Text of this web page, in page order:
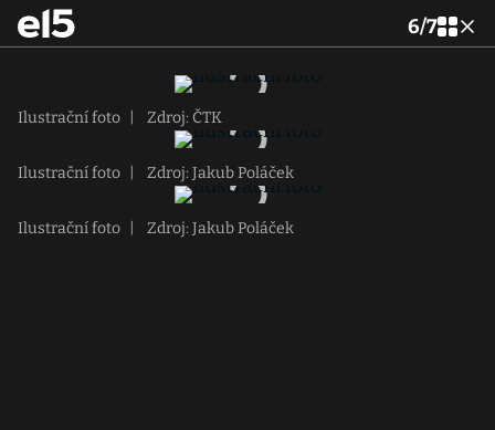
6/7
Ilustrační foto Zdroj: ČTK
Ilustrační foto Zdroj: Jakub Poláček
Ilustrační foto Zdroj: Jakub Poláček